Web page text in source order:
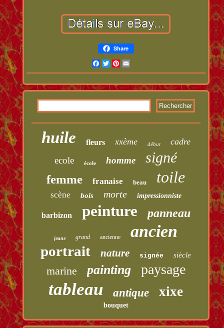
Share
Facebook
TwitterPinterest
huile fleurs xxème début cadre
ecole école homme signé
femme franaise beau toile
scène bois morte impressionniste
barbizon peinture panneau
jeune grand ancienne ancien
portrait nature signée siècle
marine painting paysage
tableau antique xixe
bouquet